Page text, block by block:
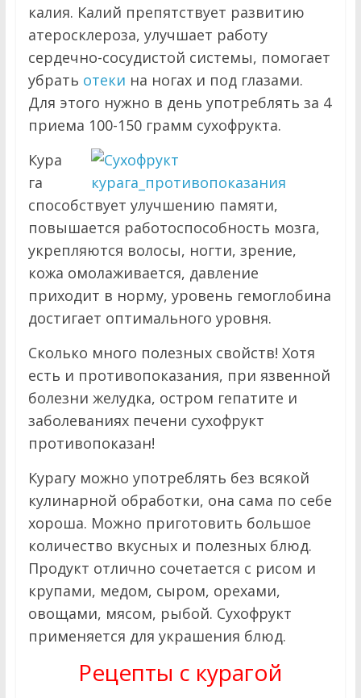
калия. Калий препятствует развитию
атеросклероза, улучшает работу
сердечно-сосудистой системы, помогает
убрать отеки на ногах и под глазами.
Для этого нужно в день употреблять за 4
приема 100-150 грамм сухофрукта.
Кура
га
способствует улучшению памяти,
повышается работоспособность мозга,
укрепляются волосы, ногти, зрение,
кожа омолаживается, давление
приходит в норму, уровень гемоглобина
достигает оптимального уровня.
Сколько много полезных свойств! Хотя
есть и противопоказания, при язвенной
болезни желудка, остром гепатите и
заболеваниях печени сухофрукт
противопоказан!
Курагу можно употреблять без всякой
кулинарной обработки, она сама по себе
хороша. Можно приготовить большое
количество вкусных и полезных блюд.
Продукт отлично сочетается с рисом и
крупами, медом, сыром, орехами,
овощами, мясом, рыбой. Сухофрукт
применяется для украшения блюд.
Рецепты с курагой